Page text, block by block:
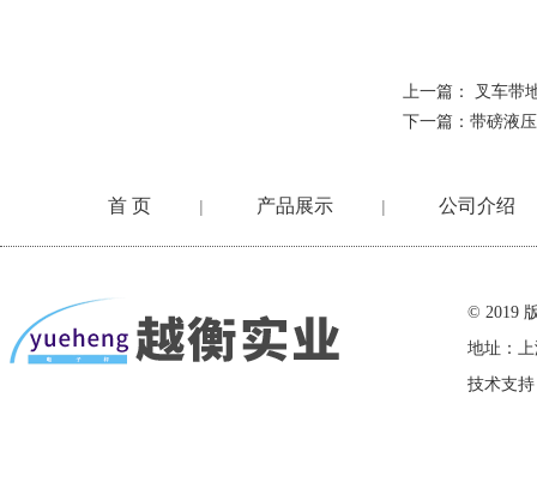
上一篇： 叉车带
下一篇： 带磅液
首 页 | 产品展示 | 公司介绍
© 2019
地址：
技术支